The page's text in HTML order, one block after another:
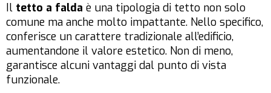
Il tetto a falda è una tipologia di tetto non solo
comune ma anche molto impattante. Nello specifico,
conferisce un carattere tradizionale all’edificio,
aumentandone il valore estetico. Non di meno,
garantisce alcuni vantaggi dal punto di vista
funzionale.